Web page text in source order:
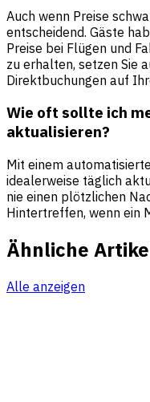
Auch wenn Preise
entscheidend. Gäste
Preise bei Flügen und
zu erhalten, setzen Sie
Direktbuchungen auf
Wie oft sollte ich
aktualisieren?
Mit einem
idealerweise täglich
nie einen plötzlichen
Hintertreffen, wenn ein
Ähnliche
Alle anzeigen